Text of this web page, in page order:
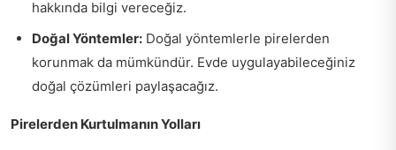
hakkında bilgi vereceğiz.
Doğal Yöntemler: Doğal yöntemlerle pirelerden
korunmak da mümkündür. Evde uygulayabileceğiniz
doğal çözümleri paylaşacağız.
Pirelerden Kurtulmanın Yolları